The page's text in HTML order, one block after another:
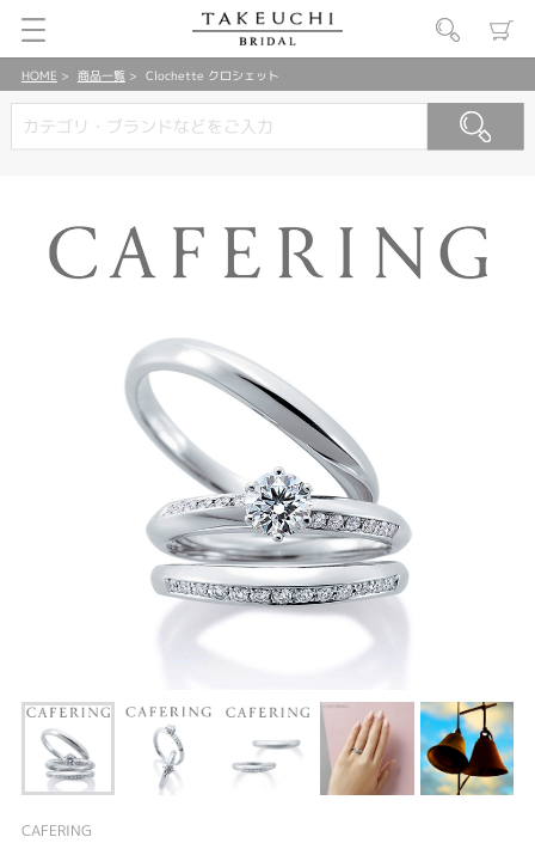
HOME 商品一覧 Clochette クロシェット
CAFERING